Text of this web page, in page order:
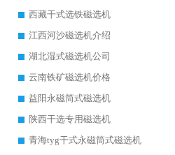
西藏干式选铁磁选机
江西河沙磁选机介绍
湖北湿式磁选机公司
云南铁矿磁选机价格
益阳永磁筒式磁选机
陕西干选专用磁选机
青海tyg干式永磁筒式磁选机